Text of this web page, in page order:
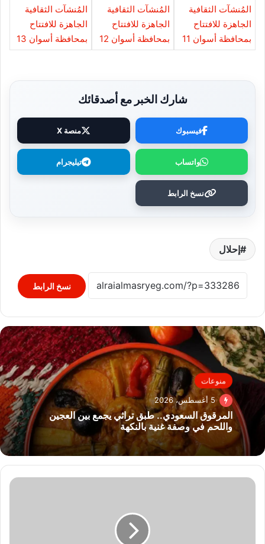
شارك الخبر مع أصدقائك
فيسبوك منصة X
واتساب تيليجرام
نسخ الرابط
إحلال
نسخ الرابط
منوعات
5 أغسطس، 2026
المرقوق السعودي.. طبق تراثي يجمع بين العجين
واللحم في وصفة غنية بالنكهة
أفضل